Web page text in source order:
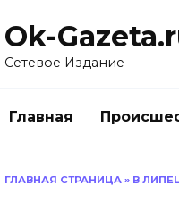
Ok-
Сетевое Издание
Главная
ГЛАВНАЯ СТРАНИЦА » В